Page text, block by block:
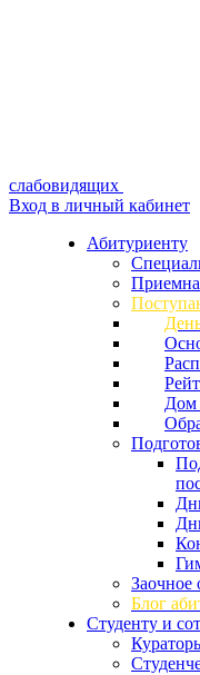
слабовидящих
Вход в личный кабинет
Абитуриенту
Дом
Заочное
Блог
Студенту и